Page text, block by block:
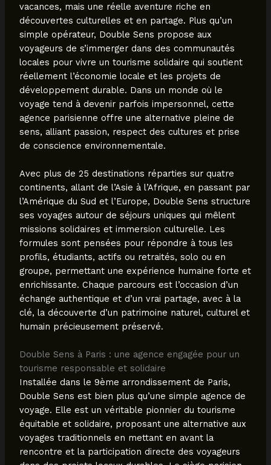
vacances, mais une réelle aventure riche en
découvertes culturelles et en partage. Plus qu’un
simple opérateur, Double Sens propose aux
voyageurs de s’immerger dans des communautés
locales pour vivre un tourisme solidaire qui soutient
réellement l’économie locale et les projets de
développement durable. Dans un monde où le
voyage tend à devenir parfois impersonnel, cette
agence parisienne offre une alternative pleine de
sens, alliant passion, respect des cultures et prise
de conscience environnementale.
Avec plus de 25 destinations réparties sur quatre
continents, allant de l’Asie à l’Afrique, en passant par
l’Amérique du Sud et l’Europe, Double Sens structure
ses voyages autour de séjours uniques qui mêlent
missions solidaires et immersion culturelle. Les
formules sont pensées pour répondre à tous les
profils, étudiants, actifs ou retraités, solo ou en
groupe, permettant une expérience humaine forte et
enrichissante. Chaque parcours est l’occasion d’un
échange authentique et d’un vrai partage, avec à la
clé, la découverte d’un patrimoine naturel, culturel et
humain précieusement préservé.
Double Sens à Paris : une agence engagée pour un
tourisme responsable et solidaire
Installée dans le 9ème arrondissement de Paris,
Double Sens est bien plus qu’une simple agence de
voyage. Elle est un véritable pionnier du tourisme
équitable et solidaire, proposant une alternative aux
voyages traditionnels en mettant en avant la
rencontre et la participation directe des voyageurs